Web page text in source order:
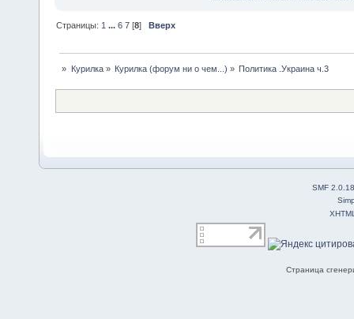
Страницы: 1 ...6 7 [8]Вверх
» Курилка» Курилка (форум ни о чем...) » Политика .Украина ч.3
SMF 2.0.18
Страница